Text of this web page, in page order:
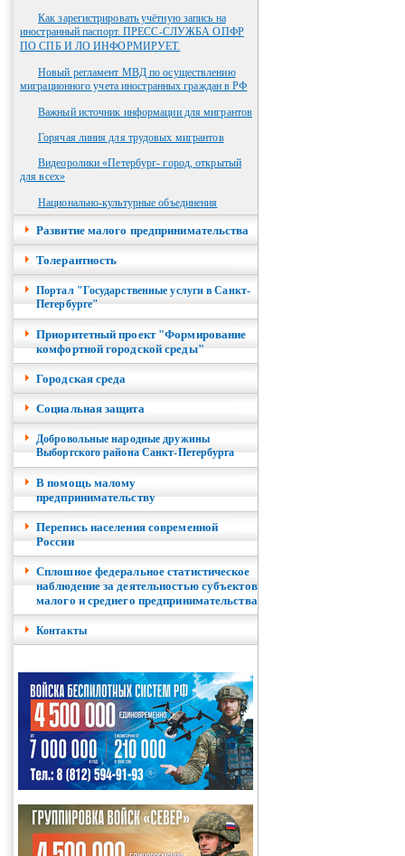
Как зарегистрировать учётную запись на
иностранный паспорт. ПРЕСС-СЛУЖБА ОПФР
ПО СПБ И ЛО ИНФОРМИРУЕТ.
Новый регламент МВД по осуществлению
миграционного учета иностранных граждан в РФ
Важный источник информации для мигрантов
Горячая линия для трудовых мигрантов
Видеоролики «Петербург- город, открытый
для всех»
Национально-культурные объединения
Развитие малого предпринимательства
Толерантность
Портал "Государственные услуги в Санкт-
Петербурге"
Приоритетный проект "Формирование
комфортной городской среды"
Городская среда
Социальная защита
Добровольные народные дружины
Выборгского района Санкт-Петербурга
В помощь малому
предпринимательству
Перепись населения современной
России
Сплошное федеральное статистическое
наблюдение за деятельностью субъектов
малого и среднего предпринимательства
Контакты